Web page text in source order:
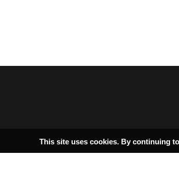
This site uses cookies. By continuing